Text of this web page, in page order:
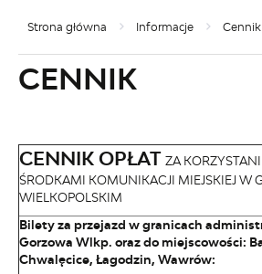
Strona główna Informacje Cennik
CENNIK
CENNIK OPŁAT ZA
ŚRODKAMI KOMUNIKACJI MIEJSKIEJ W
WIELKOPOLSKIM
Bilety za przejazd w granicach
Gorzowa Wlkp. oraz do miejscowości:
Chwalęcice, Łagodzin, Wawrów: